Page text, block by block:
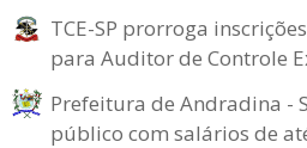
TCE-SP prorroga
para Auditor de Controle
Prefeitura de Andradina -
público com salários de